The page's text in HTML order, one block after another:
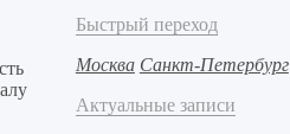
Быстрый переход
Москва Санкт-Петербург
Актуальные записи